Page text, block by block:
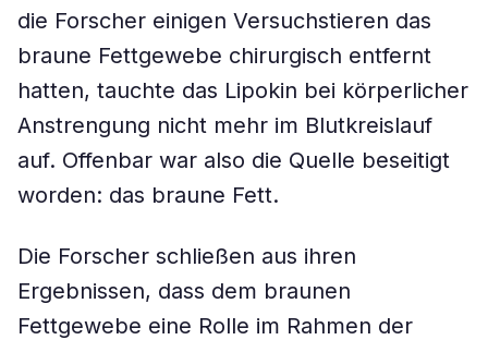
die Forscher einigen Versuchstieren das
braune Fettgewebe chirurgisch entfernt
hatten, tauchte das Lipokin bei körperlicher
Anstrengung nicht mehr im Blutkreislauf
auf. Offenbar war also die Quelle beseitigt
worden: das braune Fett.
Die Forscher schließen aus ihren
Ergebnissen, dass dem braunen
Fettgewebe eine Rolle im Rahmen der